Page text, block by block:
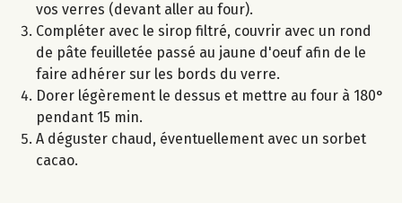
vos verres (devant aller au four).
Compléter avec le sirop filtré, couvrir avec un rond
de pâte feuilletée passé au jaune d'oeuf afin de le
faire adhérer sur les bords du verre.
Dorer légèrement le dessus et mettre au four à 180°
pendant 15 min.
A déguster chaud, éventuellement avec un sorbet
cacao.